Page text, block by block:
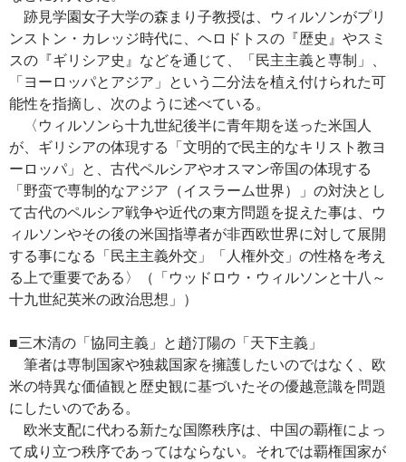
跡見学園女子大学の森まり子教授は、ウィルソンがプリ
ンストン・カレッジ時代に、ヘロドトスの『歴史』やスミ
スの『ギリシア史』などを通じて、「民主主義と専制」、
「ヨーロッパとアジア」という二分法を植え付けられた可
能性を指摘し、次のように述べている。
〈ウィルソンら十九世紀後半に青年期を送った米国人
が、ギリシアの体現する「文明的で民主的なキリスト教ヨ
ーロッパ」と、古代ペルシアやオスマン帝国の体現する
「野蛮で専制的なアジア（イスラーム世界）」の対決とし
て古代のペルシア戦争や近代の東方問題を捉えた事は、ウ
ィルソンやその後の米国指導者が非西欧世界に対して展開
する事になる「民主主義外交」「人権外交」の性格を考え
る上で重要である〉（「ウッドロウ・ウィルソンと十八～
十九世紀英米の政治思想」）
■三木清の「協同主義」と趙汀陽の「天下主義」
筆者は専制国家や独裁国家を擁護したいのではなく、欧
米の特異な価値観と歴史観に基づいたその優越意識を問題
にしたいのである。
欧米支配に代わる新たな国際秩序は、中国の覇権によっ
て成り立つ秩序であってはならない。それでは覇権国家が